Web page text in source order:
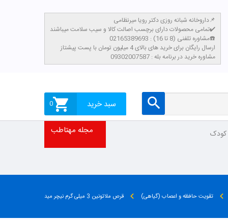
داروخانه شبانه روزی دکتر رویا میرنظامی📌
تمامی محصولات دارای برچسب اصالت کالا و سیب سلامت میباشند✔️
مشاوره تلفنی (8 تا 16) : 02165389693☎️
​ارسال رایگان برای خرید های بالای 4 میلیون تومان با پست پیشتاز
مشاوره خرید در برنامه بله : 09302007587
سبد خرید 0
کودک مجله مهتاطب
تقویت حافظه و اعصاب (گیاهی) قرص ملاتونین 3 میلی گرم نیچر مید